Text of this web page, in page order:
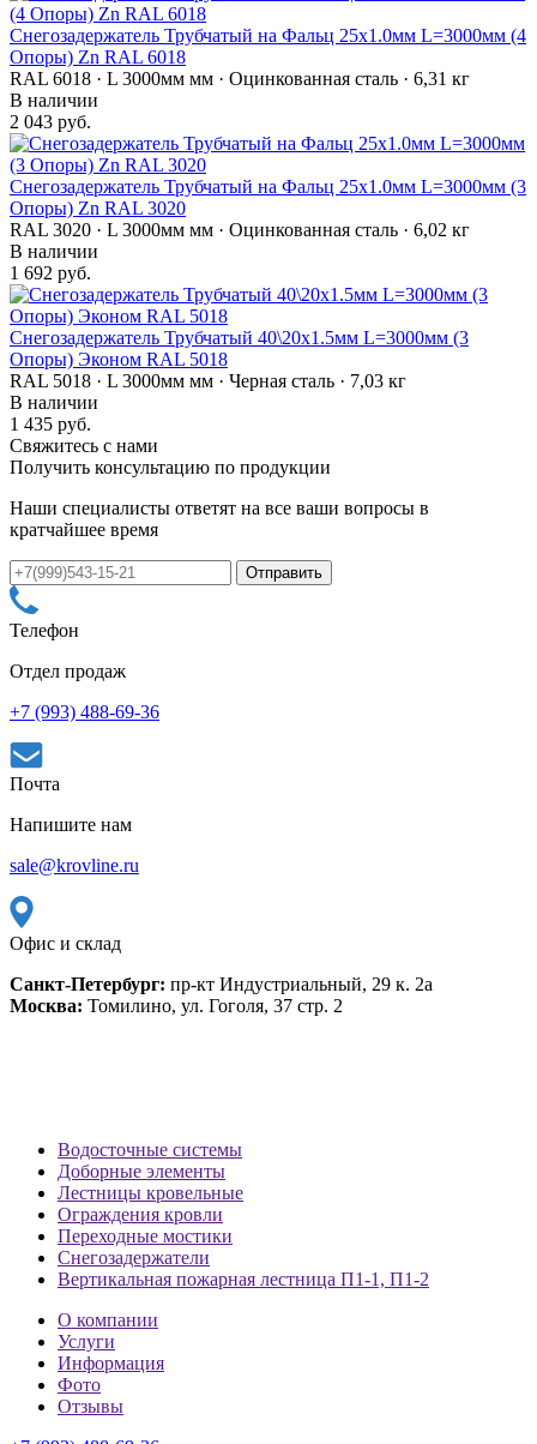
Снегозадержатель Трубчатый на Фальц 25х1.0мм L=3000мм (4
Опоры) Zn RAL 6018
RAL 6018 · L 3000мм мм · Оцинкованная сталь · 6,31 кг
В наличии
2 043 руб.
Снегозадержатель Трубчатый на Фальц 25х1.0мм L=3000мм (3
Опоры) Zn RAL 3020
RAL 3020 · L 3000мм мм · Оцинкованная сталь · 6,02 кг
В наличии
1 692 руб.
Снегозадержатель Трубчатый 40\20х1.5мм L=3000мм (3
Опоры) Эконом RAL 5018
RAL 5018 · L 3000мм мм · Черная сталь · 7,03 кг
В наличии
1 435 руб.
Свяжитесь с нами
Получить консультацию по продукции
Наши специалисты ответят на все ваши вопросы в
кратчайшее время
Телефон
Отдел продаж
+7 (993) 488-69-36
Почта
Напишите нам
sale@krovline.ru
Офис и склад
Санкт-Петербург: пр-кт Индустриальный, 29 к. 2а
Москва: Томилино, ул. Гоголя, 37 стр. 2
Водосточные системы
Доборные элементы
Лестницы кровельные
Ограждения кровли
Переходные мостики
Снегозадержатели
Вертикальная пожарная лестница П1-1, П1-2
О компании
Услуги
Информация
Фото
Отзывы